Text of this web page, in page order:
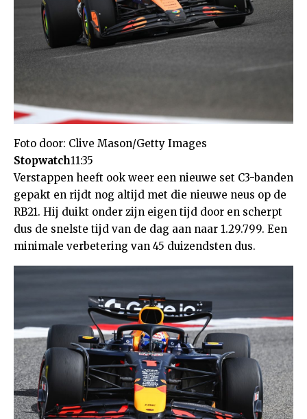
Foto door: Clive Mason/Getty Images
Stopwatch11:35
Verstappen heeft ook weer een nieuwe set C3-banden
gepakt en rijdt nog altijd met die nieuwe neus op de
RB21. Hij duikt onder zijn eigen tijd door en scherpt
dus de snelste tijd van de dag aan naar 1.29.799. Een
minimale verbetering van 45 duizendsten dus.